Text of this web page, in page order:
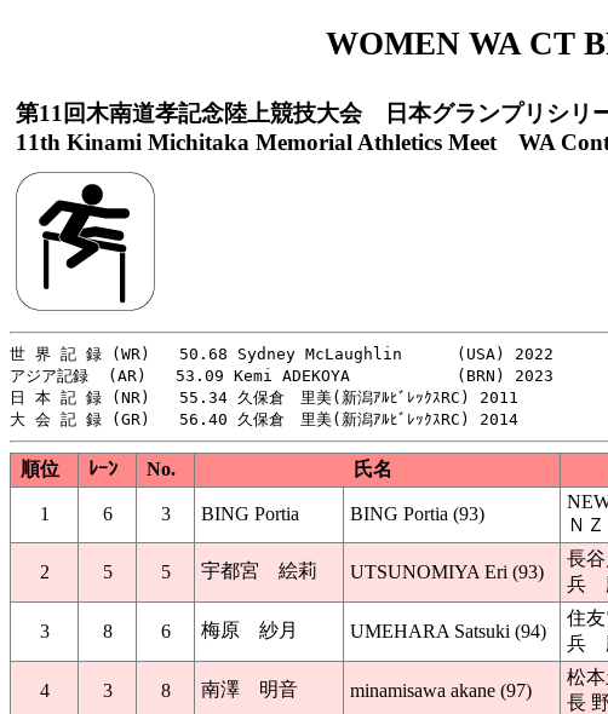
WOMEN WA CT
第11回木南道孝記念陸上競技大会 日本グランプリシリ
11th Kinami Michitaka Memorial Athletics Meet WA
世 界 記 録 (WR)   50.68 Sydney McLaughlin 　   (USA) 2022
アジア記録  (AR)   53.09 Kemi ADEKOYA           (BRN) 2023
日 本 記 録 (NR)   55.34 久保倉　里美(新潟ｱﾙﾋﾞﾚｯｸｽRC) 2011
順位 ﾚｰﾝ No. 氏名
1 6 3 BING Portia BING Portia (93)
ＮＺ
2 5 5 宇都宮 絵莉 UTSUNOMIYA Eri (93)
長
兵
3 8 6 梅原 紗月 UMEHARA Satsuki (94)
住
兵
4 3 8 南澤 明音 minamisawa akane (97)
松
長 野